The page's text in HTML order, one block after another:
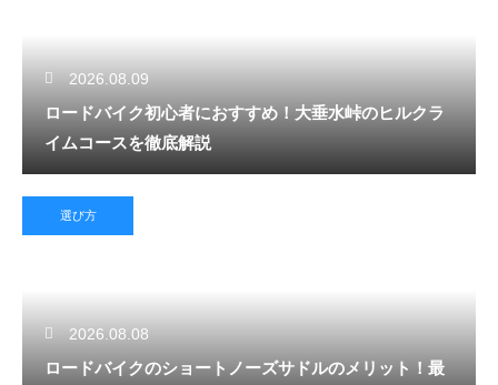
2026.08.09
ロードバイク初心者におすすめ！大垂水峠のヒルクラ
イムコースを徹底解説
選び方
2026.08.08
ロードバイクのショートノーズサドルのメリット！最